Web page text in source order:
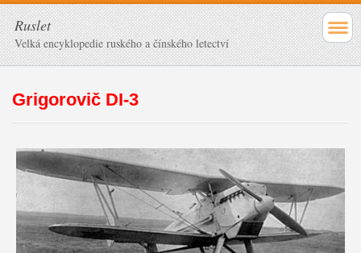
Ruslet
Velká encyklopedie ruského a čínského letectví
Grigorovič DI-3